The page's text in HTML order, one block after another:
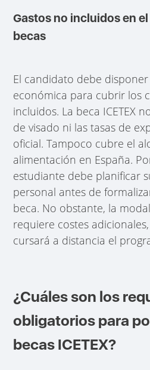
Gastos no incluidos en
becas
El candidato debe
económica para cubrir los
incluidos. La beca ICETEX
de visado ni las tasas de
oficial. Tampoco cubre el
alimentación en España.
estudiante debe planificar
personal antes de
beca. No obstante, la
requiere costes
cursará a distancia el
¿Cuáles son los
obligatorios para
becas ICETEX?